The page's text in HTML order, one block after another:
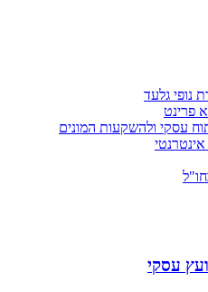
נופי גלעד
פרינט
עסקי ולהשקעות המונים
עסקי